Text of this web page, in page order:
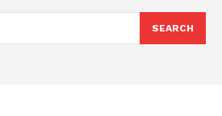
SEARCH